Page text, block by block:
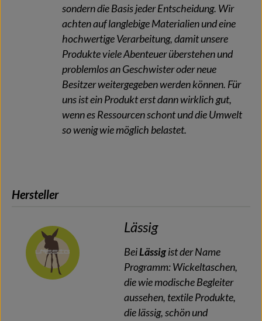
sondern die Basis jeder Entscheidung. Wir
achten auf langlebige Materialien und eine
hochwertige Verarbeitung, damit unsere
Produkte viele Abenteuer überstehen und
problemlos an Geschwister oder neue
Besitzer weitergegeben werden können. Für
uns ist ein Produkt erst dann wirklich gut,
wenn es Ressourcen schont und die Umwelt
so wenig wie möglich belastet.
Hersteller
Lässig
BeiLässigist der Name
Programm: Wickeltaschen,
die wie modische Begleiter
aussehen, textile Produkte,
die lässig, schön und